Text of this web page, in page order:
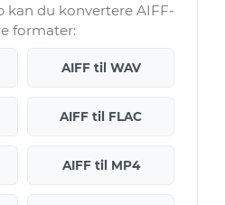
kan du konvertere AIFF-
formater:
AIFF til WAV
AIFF til FLAC
AIFF til MP4